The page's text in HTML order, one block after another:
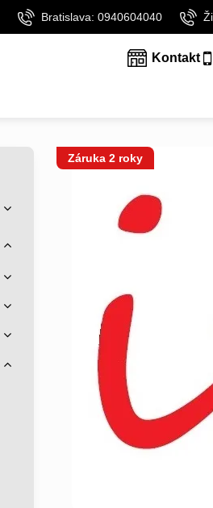
Bratislava: 0940604040
Kontakt
Záruka 2 roky